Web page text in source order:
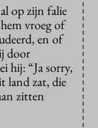
op zijn falie
vroeg of
en of
door
hij: “Ja sorry,
land zat, die
zitten